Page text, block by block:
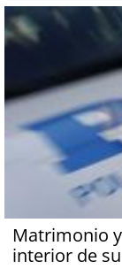
Matrimonio
interior de